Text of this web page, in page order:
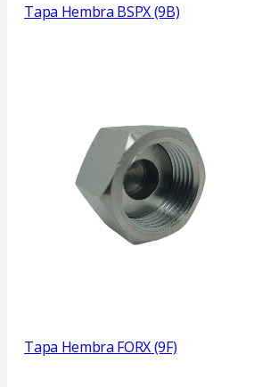
Tapa Hembra BSPX (9B)
Tapa Hembra FORX (9F)